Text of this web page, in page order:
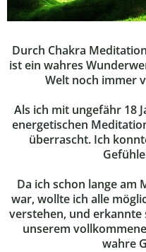
Durch Chakra
ist ein wahres
Welt noch immer
Als ich mit ungefähr 18
energetischen
überrascht. Ich
Da ich schon lange am
war, wollte ich alle
verstehen, und erkannte
unserem
wahre